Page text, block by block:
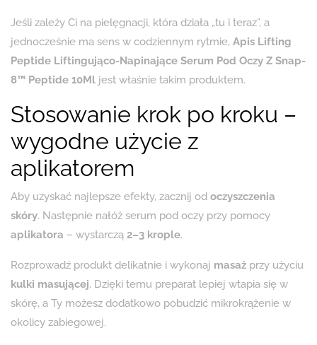
Jeśli zależy Ci na pielęgnacji, która działa „tu i teraz”, a
jednocześnie ma sens w codziennym rytmie, Apis Lifting
Peptide Liftingująco-Napinające Serum Pod Oczy Z Snap-
8™ Peptide 10Ml jest właśnie takim produktem.
Stosowanie krok po kroku –
wygodne użycie z
aplikatorem
Aby uzyskać najlepsze efekty, zacznij od oczyszczenia
skóry. Następnie nałóż serum pod oczy przy pomocy
aplikatora – wystarczą 2–3 krople.
Rozprowadź produkt delikatnie i wykonaj masaż przy użyciu
kulki masującej. Dzięki temu preparat lepiej wtapia się w
skórę, a Ty możesz dodatkowo pobudzić mikrokrążenie w
okolicy zabiegowej.